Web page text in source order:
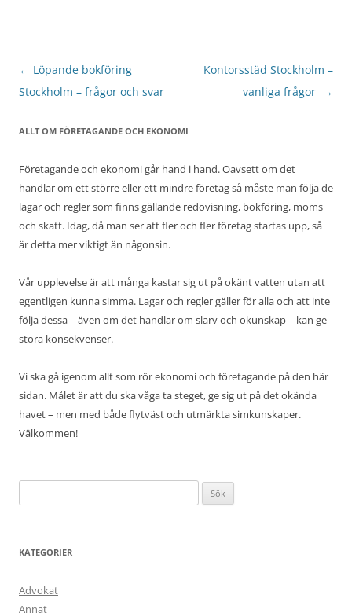
Inläggsnavigering
← Löpande bokföring
Stockholm – frågor och svar
Kontorsstäd Stockholm –
vanliga frågor →
ALLT OM FÖRETAGANDE OCH EKONOMI
Företagande och ekonomi går hand i hand. Oavsett om det
handlar om ett större eller ett mindre företag så måste man följa de
lagar och regler som finns gällande redovisning, bokföring, moms
och skatt. Idag, då man ser att fler och fler företag startas upp, så
är detta mer viktigt än någonsin.
Vår upplevelse är att många kastar sig ut på okänt vatten utan att
egentligen kunna simma. Lagar och regler gäller för alla och att inte
följa dessa – även om det handlar om slarv och okunskap – kan ge
stora konsekvenser.
Vi ska gå igenom allt som rör ekonomi och företagande på den här
sidan. Målet är att du ska våga ta steget, ge sig ut på det okända
havet – men med både flytväst och utmärkta simkunskaper.
Välkommen!
efter:
KATEGORIER
Advokat
Annat